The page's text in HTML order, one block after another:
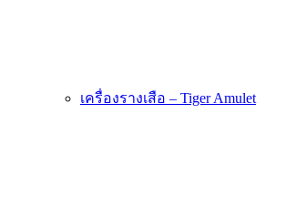
เครื่องรางเสือ – Tiger Amulet